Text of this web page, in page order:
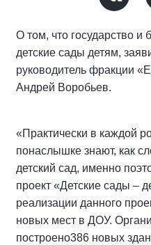
О том, что государство и
детские сады детям,
руководитель фракции
Андрей Воробьев.
«Практически в каждой
понаслышке знают, как
детский сад, именно
проект «Детские сады –
реализации данного
новых мест в ДОУ.
построено386 новых